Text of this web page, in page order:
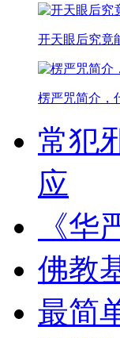
开天眼后究竟
楞严咒简介，
常犯
应
《
佛教
最简